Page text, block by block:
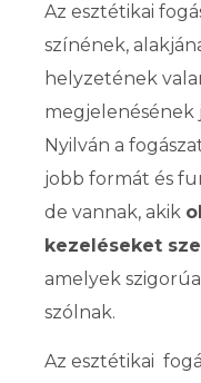
Az esztétikai
színének,
helyzetének
megjelenésének
Nyilván a
jobb formát és
de vannak, akik
kezeléseket
amelyek
szólnak.
Az esztétikai